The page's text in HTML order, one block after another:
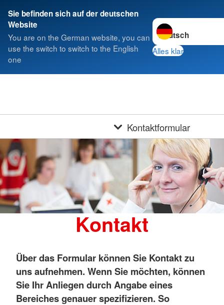
Sie befinden sich auf der deutschen
Website
You are on the German website, you can
use the switch to switch to the English
one
Sprache wechseln
Alles klar
Kontaktformular
Kontakt
Über das Formular können Sie Kontakt zu
uns aufnehmen. Wenn Sie möchten, können
Sie Ihr Anliegen durch Angabe eines
Bereiches genauer spezifizieren. So